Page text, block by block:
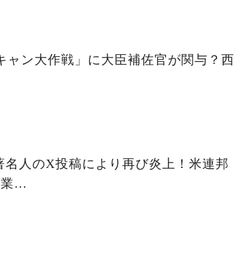
ャン大作戦」に大臣補佐官が関与？西
名人のX投稿により再び炎上！米連邦
業…